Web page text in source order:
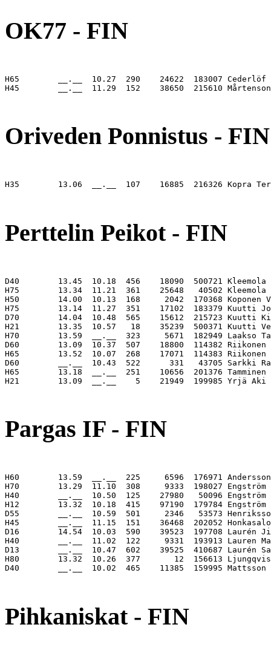
OK77 - FIN
H65        __.__  10.27  290    24622  183007
H45        __.__  11.29  152    38650  215610
Oriveden Ponnistus - FIN
H35        13.06  __.__  107    16885  216326
Perttelin Peikot - FIN
D40        13.45  10.18  456    18090  500721
H75        13.34  11.21  361    25648   40502
H50        14.00  10.13  168     2042  170368
H75        13.14  11.27  351    17102  183379
D70        14.04  10.48  565    15612  215723
H21        13.35  10.57   18    35239  500371
H70        13.59  __.__  323     5671  182949
D60        13.09  10.37  507    18800  114382
H65        13.52  10.07  268    17071  114383
D60        __.__  10.43  522      331   43705
H65        13.18  __.__  251    10656  201376
H21        13.09  __.__    5    21949  199985
Pargas IF - FIN
H60        13.59  __.__  225     6596  176971
H70        13.29  11.10  308     9333  198027
H40        __.__  10.50  125    27980   50096
H12        13.32  10.18  415    97190  179784
D55        __.__  10.59  501     2346   53573
H45        __.__  11.15  151    36468  202052
D16        14.54  10.03  590    39523  197708
H40        __.__  11.02  122     9331  193913
D13        __.__  10.47  602    39525  410687
H80        13.32  10.26  377       12  156613
D40        __.__  10.02  465    11385  159995
Pihkaniskat - FIN